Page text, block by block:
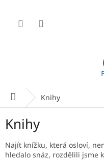
obsah
Domů Knihy
Knihy
Najít knížku, která osloví,
hledalo snáz, rozdělili jsme